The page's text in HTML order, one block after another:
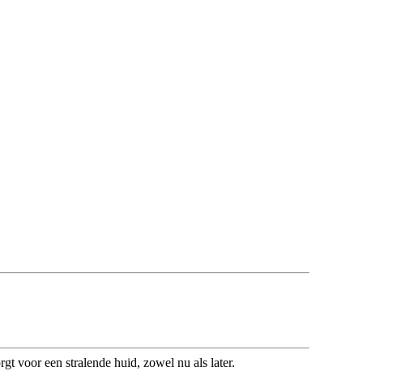
voor een stralende huid, zowel nu als later.